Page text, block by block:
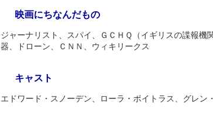
映画にちなんだもの
ジャーナリスト、スパイ、ＧＣＨＱ（イギリスの諜報機
器、ドローン、ＣＮＮ、ウィキリークス
キャスト
エドワード・スノーデン、ローラ・ポイトラス、グレン